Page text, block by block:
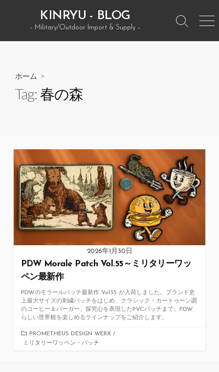
ン
KINRYU - BLOG
– Military/Outdoor Import & Supply –
検
メ
ホーム >
Tag:春の森
2026年1月30日
PDW Morale Patch Vol.55～ミリタリーワッ
ペン最新作
PDWのモラールパッチ最新作 Vol.55 が入荷しました。ブランド史
上最大サイズの刺繍パッチをはじめ、クラシック・カートゥーン調
のコーヒー＆バーガー、探究心を表現したPVCパッチまで、PDW
らしい世界観を楽しめるラインナップをご紹介します。
カ
テ
PROMETHEUS DESIGN WERX /
ミリタリーワッペン・パッチ